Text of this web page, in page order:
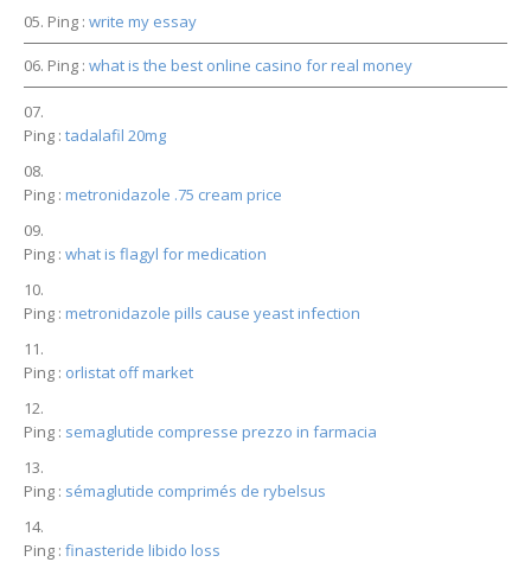
Ping : write my essay
Ping : what is the best online casino for real money
Ping : tadalafil 20mg
Ping : metronidazole .75 cream price
Ping : what is flagyl for medication
Ping : metronidazole pills cause yeast infection
Ping : orlistat off market
Ping : semaglutide compresse prezzo in farmacia
Ping : sémaglutide comprimés de rybelsus
Ping : finasteride libido loss